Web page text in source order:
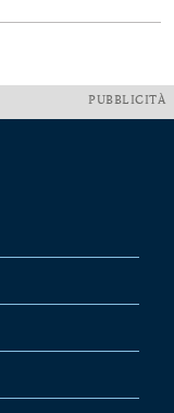
PUBBLICITÀ